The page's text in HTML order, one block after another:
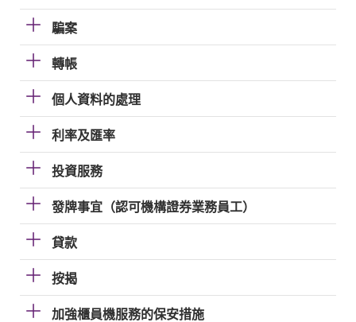
騙案
轉帳
個人資料的處理
利率及匯率
投資服務
發牌事宜（認可機構證券業務員工）
貸款
按揭
加強櫃員機服務的保安措施